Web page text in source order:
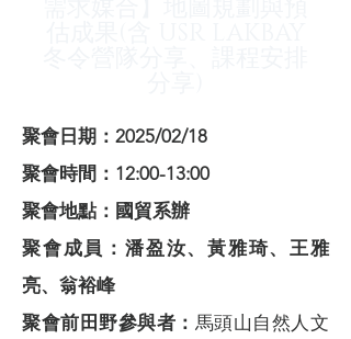
聚會日期：2025/02/18
聚會時間：12:00-13:00
聚會地點：國貿系辦
聚會成員：潘盈汝、黃雅琦、王雅
亮、翁裕峰
聚會前田野參與者： 馬頭山自然人文